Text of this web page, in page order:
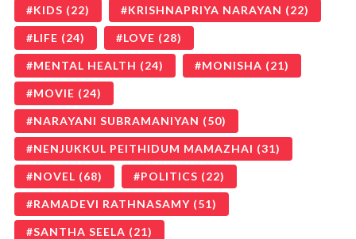
KIDS (22) KRISHNAPRIYA NARAYAN (22)
LIFE (24) LOVE (28)
MENTAL HEALTH (24) MONISHA (21)
MOVIE (24)
NARAYANI SUBRAMANIYAN (50)
NENJUKKUL PEITHIDUM MAMAZHAI (31)
NOVEL (68) POLITICS (22)
RAMADEVI RATHNASAMY (51)
SANTHA SEELA (21)